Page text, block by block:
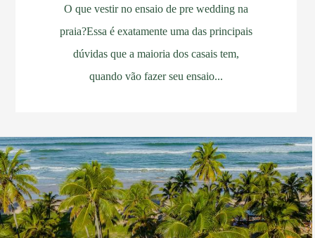
O que vestir no ensaio de pre wedding na
praia?Essa é exatamente uma das principais
dúvidas que a maioria dos casais tem,
quando vão fazer seu ensaio...